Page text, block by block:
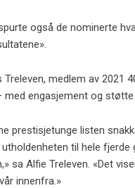
også de nominerte
medlem av 2021
med engasjement og
prestisjetunge listen
til hele fjerde
sa Alfie Treleven. «Det
innenfra.»